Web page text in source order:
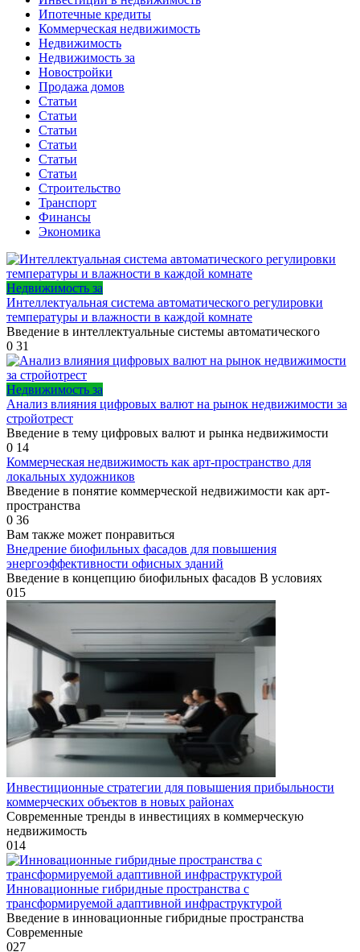
Ипотечные кредиты
Коммерческая недвижимость
Недвижимость
Недвижимость за
Новостройки
Продажа домов
Статьи
Статьи
Статьи
Статьи
Статьи
Статьи
Строительство
Транспорт
Финансы
Экономика
Недвижимость за
Интеллектуальная система автоматического регулировки
температуры и влажности в каждой комнате
Введение в интеллектуальные системы автоматического
0 31
Недвижимость за
Анализ влияния цифровых валют на рынок недвижимости за
стройотрест
Введение в тему цифровых валют и рынка недвижимости
0 14
Коммерческая недвижимость как арт-пространство для
локальных художников
Введение в понятие коммерческой недвижимости как арт-
пространства
0 36
Вам также может понравиться
Внедрение биофильных фасадов для повышения
энергоэффективности офисных зданий
Введение в концепцию биофильных фасадов В условиях
015
Инвестиционные стратегии для повышения прибыльности
коммерческих объектов в новых районах
Современные тренды в инвестициях в коммерческую
недвижимость
014
Инновационные гибридные пространства с
трансформируемой адаптивной инфраструктурой
Введение в инновационные гибридные пространства
Современные
027